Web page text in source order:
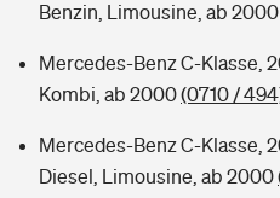
Benzin, Limousine, ab 2000
Mercedes-Benz C-Klasse,
Kombi, ab 2000(0710 /
Mercedes-Benz C-Klasse,
Diesel, Limousine, ab 2000